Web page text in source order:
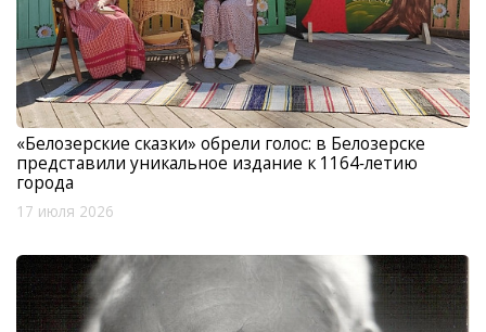
«Белозерские сказки» обрели голос: в Белозерске
представили уникальное издание к 1164‑летию
города
17 июля 2026